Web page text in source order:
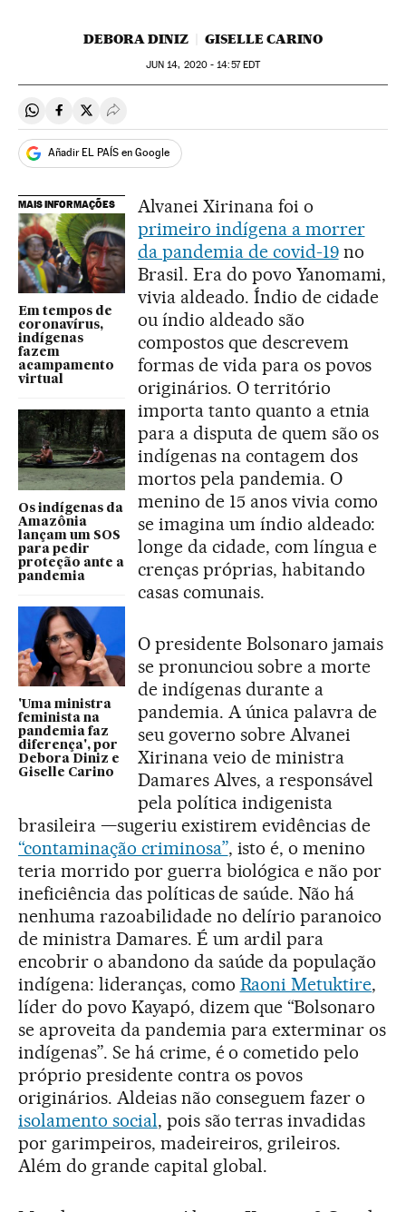
DEBORA DINIZ GISELLE CARINO
JUN 14, 2020 - 14:57EDT
Compartir en Whatsapp
Compartir en Facebook
Compartir en Twitter
Desplegar Redes Sociales
Añadir EL PAÍS en Google
MAIS INFORMAÇÕES
Em tempos de
coronavírus,
indígenas
fazem
acampamento
virtual
Os indígenas da
Amazônia
lançam um SOS
para pedir
proteção ante a
pandemia
'Uma ministra
feminista na
pandemia faz
diferença', por
Debora Diniz e
Giselle Carino
Alvanei Xirinana foi o
primeiro indígena a morrer
da pandemia de covid-19no
Brasil. Era do povo Yanomami,
vivia aldeado. Índio de cidade
ou índio aldeado são
compostos que descrevem
formas de vida para os povos
originários. O território
importa tanto quanto a etnia
para a disputa de quem são os
indígenas na contagem dos
mortos pela pandemia. O
menino de 15 anos vivia como
se imagina um índio aldeado:
longe da cidade, com língua e
crenças próprias, habitando
casas comunais.
O presidente Bolsonaro jamais
se pronunciou sobre a morte
de indígenas durante a
pandemia. A única palavra de
seu governo sobre Alvanei
Xirinana veio de ministra
Damares Alves, a responsável
pela política indigenista
brasileira —sugeriu existirem evidências de
“contaminação criminosa”, isto é, o menino
teria morrido por guerra biológica e não por
ineficiência das políticas de saúde. Não há
nenhuma razoabilidade no delírio paranoico
de ministra Damares. É um ardil para
encobrir o abandono da saúde da população
indígena: lideranças, como Raoni Metuktire,
líder do povo Kayapó, dizem que “Bolsonaro
se aproveita da pandemia para exterminar os
indígenas”. Se há crime, é o cometido pelo
próprio presidente contra os povos
originários. Aldeias não conseguem fazer o
isolamento social, pois são terras invadidas
por garimpeiros, madeireiros, grileiros.
Além do grande capital global.